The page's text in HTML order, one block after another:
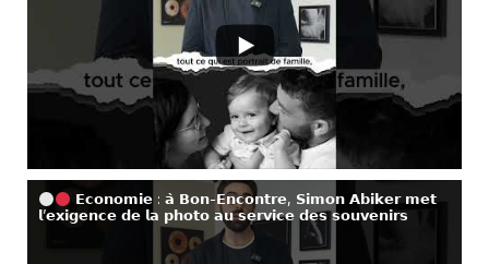
𝗘𝗰𝗼𝗻𝗼𝗺𝗶𝗲 : 𝗮̀ 𝗕𝗼𝗻-𝗘𝗻𝗰𝗼𝗻𝘁𝗿𝗲, 𝗦𝗶𝗺𝗼𝗻 𝗔𝗯𝗶𝗸𝗲𝗿 𝗺𝗲𝘁
𝗹’𝗲𝘅𝗶𝗴𝗲𝗻𝗰𝗲 𝗱𝗲 𝗹𝗮 𝗽𝗵𝗼𝘁𝗼 𝗮𝘂 𝘀𝗲𝗿𝘃𝗶𝗰𝗲 𝗱𝗲𝘀 𝘀𝗼𝘂𝘃𝗲𝗻𝗶𝗿𝘀